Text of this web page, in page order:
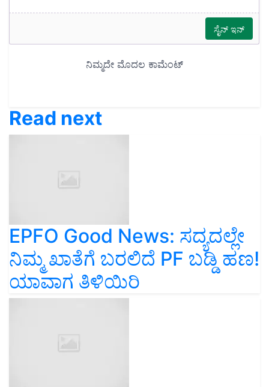
Read next
EPFO Good News: ಸದ್ಯದಲ್ಲೇ
ನಿಮ್ಮ ಖಾತೆಗೆ ಬರಲಿದೆ PF ಬಡ್ಡಿ ಹಣ!
ಯಾವಾಗ ತಿಳಿಯಿರಿ